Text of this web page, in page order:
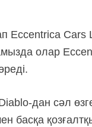
Eccentrica Cars
олар
дан сәл
басқа